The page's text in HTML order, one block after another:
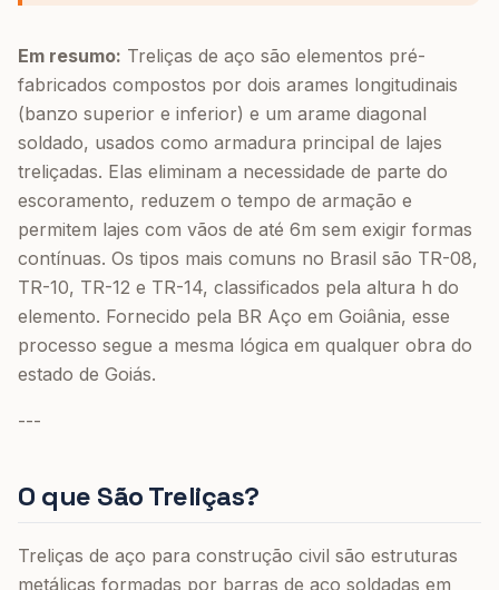
Em resumo: Treliças de aço são elementos pré-
fabricados compostos por dois arames longitudinais
(banzo superior e inferior) e um arame diagonal
soldado, usados como armadura principal de lajes
treliçadas. Elas eliminam a necessidade de parte do
escoramento, reduzem o tempo de armação e
permitem lajes com vãos de até 6m sem exigir formas
contínuas. Os tipos mais comuns no Brasil são TR-08,
TR-10, TR-12 e TR-14, classificados pela altura h do
elemento. Fornecido pela BR Aço em Goiânia, esse
processo segue a mesma lógica em qualquer obra do
estado de Goiás.
---
O que São Treliças?
Treliças de aço para construção civil são estruturas
metálicas formadas por barras de aço soldadas em